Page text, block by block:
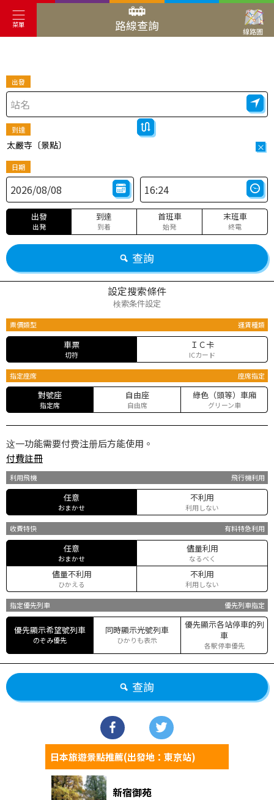
菜單 路線查詢 線路圖
出發
到達
太嚴寺〔景點〕 ×
日期
出發
出発
到達
到着
首班車
始発
末班車
終電
查詢
設定搜索條件
検索条件設定
票價類型 運賃種類
車票
切符
ＩＣ卡
ICカード
指定座席 座席指定
對號座
指定席
自由座
自由席
綠色（頭等）車廂
グリーン車
这一功能需要付费注册后方能使用。
付費註冊
利用飛機 飛行機利用
任意
おまかせ
不利用
利用しない
收費特快 有料特急利用
任意
おまかせ
儘量利用
なるべく
儘量不利用
ひかえる
不利用
利用しない
指定優先列車 優先列車指定
優先顯示希望號列車
のぞみ優先
同時顯示光號列車
ひかりも表示
優先顯示各站停車的列
車
各駅停車優先
查詢
日本旅遊景點推薦(出發地：東京站)
新宿御苑